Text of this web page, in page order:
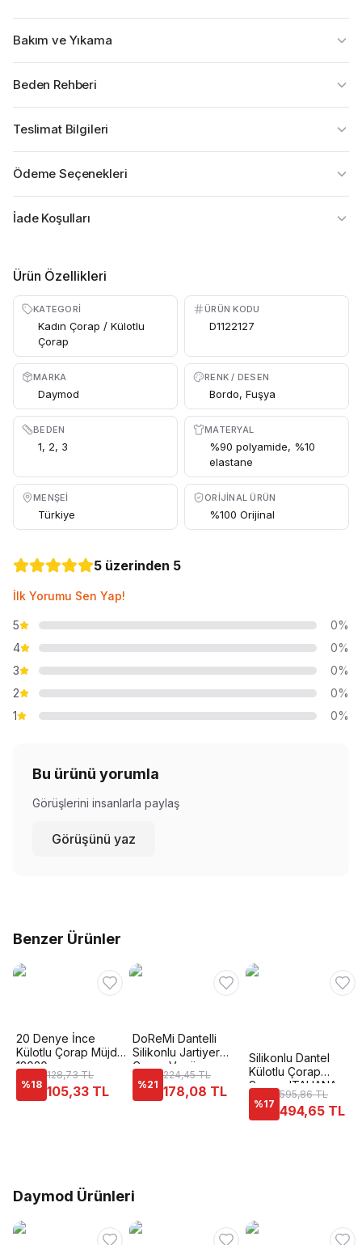
Bakım ve Yıkama
Beden Rehberi
Teslimat Bilgileri
Ödeme Seçenekleri
İade Koşulları
Ürün Özellikleri
KATEGORI
Kadın Çorap / Külotlu
Çorap
ÜRÜN KODU
D1122127
MARKA
Daymod
RENK / DESEN
Bordo, Fuşya
BEDEN
1, 2, 3
MATERYAL
%90 polyamide, %10
elastane
MENŞEI
Türkiye
ORIJINAL ÜRÜN
%100 Orijinal
5 üzerinden 5
İlk Yorumu Sen Yap!
5
0%
4
0%
3
0%
2
0%
1
0%
Bu ürünü yorumla
Görüşlerini insanlarla paylaş
Görüşünü yaz
Benzer Ürünler
20 Denye İnce
Külotlu Çorap Müjde
12020
%18
128,73 TL
105,33 TL
DoReMi Dantelli
Silikonlu Jartiyer
Çorap Venüs
%21
224,45 TL
178,08 TL
Silikonlu Dantel
Külotlu Çorap
Somon ITALIANA
1836
%17
595,86 TL
494,65 TL
Daymod Ürünleri